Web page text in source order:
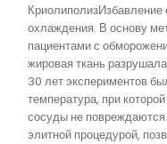
КриолиполизИзбавление
охлаждения. В основу
пациентами с
жировая ткань
30 лет экспериментов
температура, при
сосуды не
элитной процедурой,